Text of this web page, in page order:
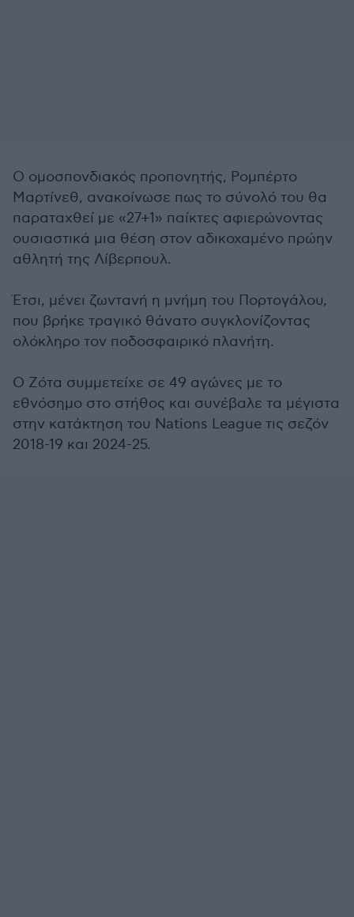
Ο ομοσπονδιακός προπονητής, Ρομπέρτο
Μαρτίνεθ, ανακοίνωσε πως το σύνολό του θα
παραταχθεί με «27+1» παίκτες αφιερώνοντας
ουσιαστικά μια θέση στον αδικοχαμένο πρώην
αθλητή της Λίβερπουλ.
Έτσι, μένει ζωντανή η μνήμη του Πορτογάλου,
που βρήκε τραγικό θάνατο συγκλονίζοντας
ολόκληρο τον ποδοσφαιρικό πλανήτη.
Ο Ζότα συμμετείχε σε 49 αγώνες με το
εθνόσημο στο στήθος και συνέβαλε τα μέγιστα
στην κατάκτηση του Nations League τις σεζόν
2018-19 και 2024-25.